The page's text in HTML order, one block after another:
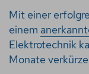
Mit einer
einem
Elektrotechnik
Monate